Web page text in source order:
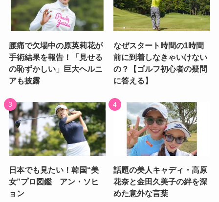
腰痛で欠場中の原英莉花が
手術結果を報告！「見せる
の恥ずかしい」巨大ヘルニ
アも披露
なぜスタート時間の1時間
前に到着しなきゃいけない
の？【ゴルフ初心者の疑問
に答える】
日本でも見たい！韓国“美
女”プロ図鑑 アン・ソヒ
ョン
話題の美人キャディ・高原
花奈と金田久美子の絆を深
めた意外な言葉